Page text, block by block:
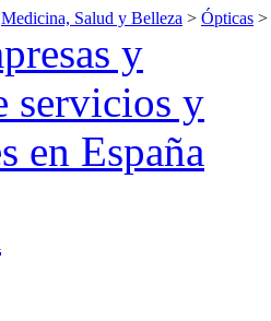
Medicina, Salud y Belleza > Ópticas >